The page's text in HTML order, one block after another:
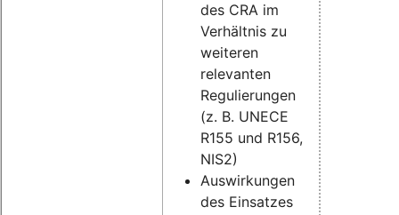
des CRA im
Verhältnis zu
weiteren
relevanten
Regulierungen
(z. B. UNECE
R155 und R156,
NIS2)
Auswirkungen
des Einsatzes